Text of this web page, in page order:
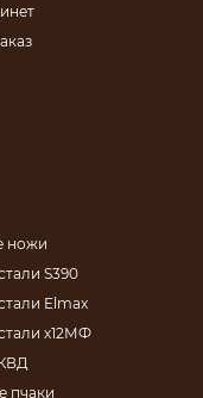
ножи
S390
Elmax
х12МФ
пчаки